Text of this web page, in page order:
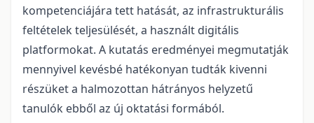
kompetenciájára tett hatását, az infrastrukturális
feltételek teljesülését, a használt digitális
platformokat. A kutatás eredményei megmutatják
mennyivel kevésbé hatékonyan tudták kivenni
részüket a halmozottan hátrányos helyzetű
tanulók ebből az új oktatási formából.